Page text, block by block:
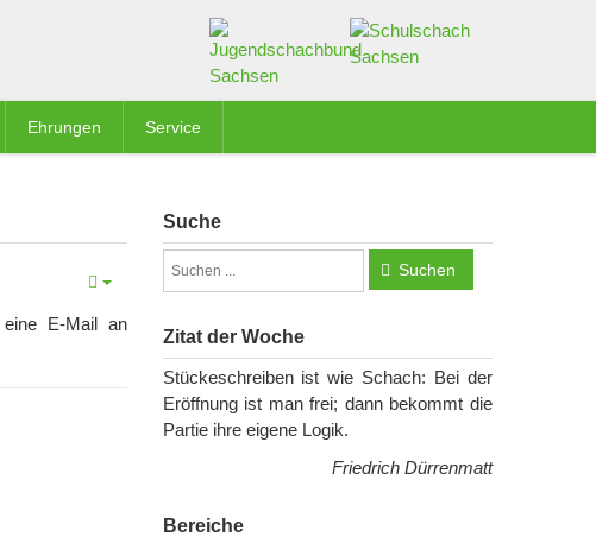
Ehrungen Service
E-Mail an
Suche
Suchen
Zitat der Woche
Stückeschreiben ist wie Schach: Bei der
Eröffnung ist man frei; dann bekommt die
Partie ihre eigene Logik.
Friedrich Dürrenmatt
Bereiche